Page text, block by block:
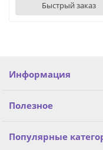
Быстрый заказ
Информация
Полезное
Популярные